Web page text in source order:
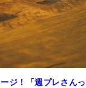
ジ！「週プレさんっ